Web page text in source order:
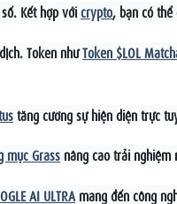
Kết hợp vớicrypto, bạn có
Token nhưToken $LOL
tăng cường sự hiện diện trực
mục Grass nâng cao trải nghiệm
AI ULTRA mang đến công